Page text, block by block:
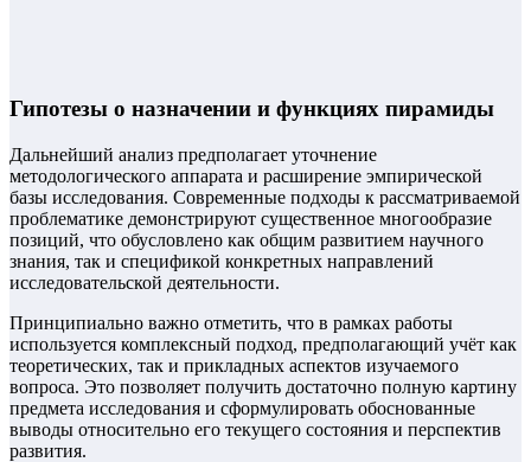
Гипотезы о назначении и функциях пирамиды
Дальнейший анализ предполагает уточнение
методологического аппарата и расширение эмпирической
базы исследования. Современные подходы к рассматриваемой
проблематике демонстрируют существенное многообразие
позиций, что обусловлено как общим развитием научного
знания, так и спецификой конкретных направлений
исследовательской деятельности.
Принципиально важно отметить, что в рамках работы
используется комплексный подход, предполагающий учёт как
теоретических, так и прикладных аспектов изучаемого
вопроса. Это позволяет получить достаточно полную картину
предмета исследования и сформулировать обоснованные
выводы относительно его текущего состояния и перспектив
развития.